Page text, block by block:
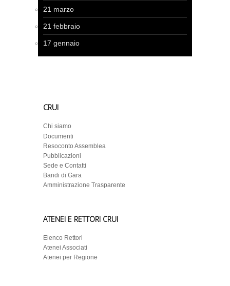
21 marzo
21 febbraio
17 gennaio
CRUI
Chi siamo
Documenti
Resoconto Assemblea
Pubblicazioni
Sede e Contatti
Bandi di Gara
Amministrazione Trasparente
ATENEI E RETTORI CRUI
Elenco Rettori
Atenei Associati
Atenei per Regione